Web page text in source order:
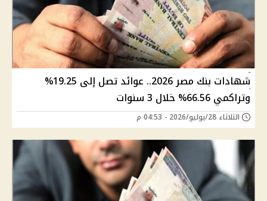
شهادات بنك مصر 2026.. عوائد تصل إلى 19.25%
وتراكمي 66.56% خلال 3 سنوات
الثلاثاء 28/يوليو/2026 - 04:53 م